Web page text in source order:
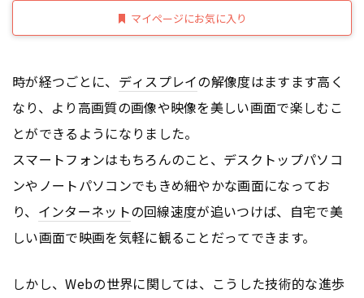
マイページにお気に入り
時が経つごとに、 ディスプレイの解像度はますます高く
なり、より高画質の画像や映像を美しい画面で楽しむこ
とができるようになりました。
スマートフォンはもちろんのこと、デスクトップパソコ
ンやノートパソコンでもきめ細やかな画面になってお
り、 インターネットの回線速度が追いつけば、自宅で美
しい画面で映画を気軽に観ることだってできます。
しかし、Webの世界に関しては、こうした技術的な進歩